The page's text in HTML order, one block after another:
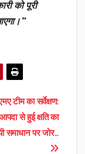
को पूरी
टीम का सर्वेक्षण:
से हुई क्षति का
समाधान पर जोर..